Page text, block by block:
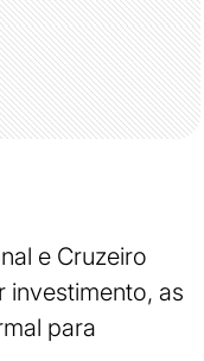
e Cruzeiro
investimento, as
para